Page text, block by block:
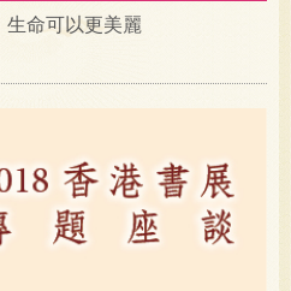
命可以更美麗